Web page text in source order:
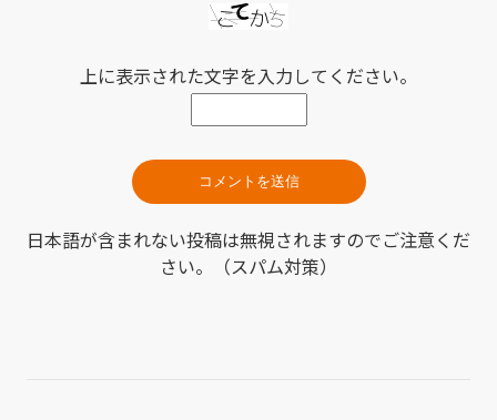
上に表示された文字を入力してください。
日本語が含まれない投稿は無視されますのでご注意くだ
さい。（スパム対策）